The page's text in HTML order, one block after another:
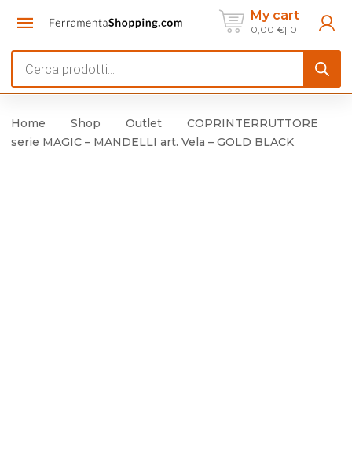
My cart
0,00 € 0
search
Home Shop Outlet
COPRINTERRUTTORE
serie MAGIC – MANDELLI art. Vela – GOLD BLACK